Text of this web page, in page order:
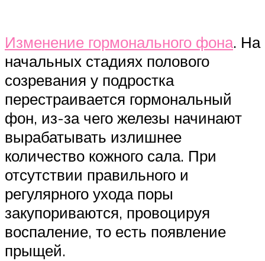
Изменение гормонального фона. На
начальных стадиях полового
созревания у подростка
перестраивается гормональный
фон, из-за чего железы начинают
вырабатывать излишнее
количество кожного сала. При
отсутствии правильного и
регулярного ухода поры
закупориваются, провоцируя
воспаление, то есть появление
прыщей.